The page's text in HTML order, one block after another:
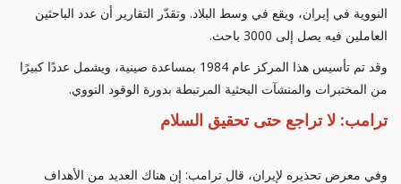
النووية في إيران، ويقع في وسط البلاد. وتقدّر التقارير أن عدد الباحثين
العاملين فيه يصل إلى 3000 باحث.
وقد تم تأسيس هذا المركز عام 1984 بمساعدة صينية، ويشمل عددًا كبيرًا
من المختبرات والمنشآت البحثية المرتبطة بدورة الوقود النووي.
ترامب: لا تراجع حتى تحقيق السلام
وفي معرض تحذيره لإيران، قال ترامب: إن هناك العديد من الأهداف